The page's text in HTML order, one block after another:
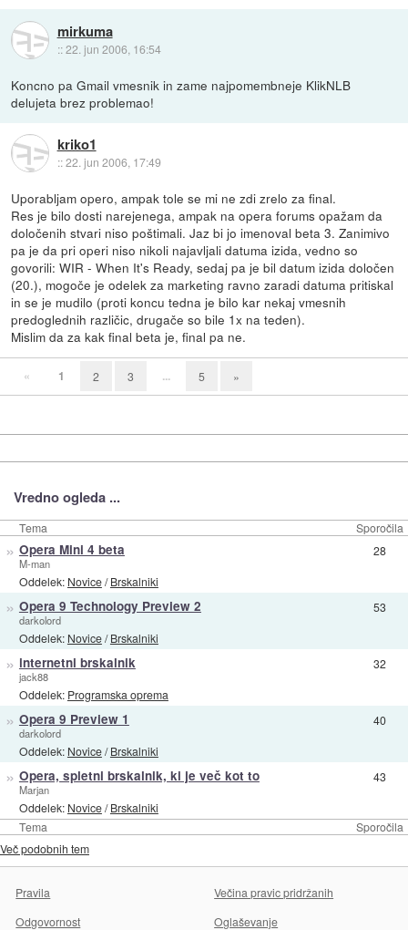
mirkuma
::22. jun 2006, 16:54
Koncno pa Gmail vmesnik in zame najpomembneje KlikNLB
delujeta brez problemao!
kriko1
::22. jun 2006, 17:49
Uporabljam opero, ampak tole se mi ne zdi zrelo za final.
Res je bilo dosti narejenega, ampak na opera forums opažam da
določenih stvari niso poštimali. Jaz bi jo imenoval beta 3. Zanimivo
pa je da pri operi niso nikoli najavljali datuma izida, vedno so
govorili: WIR - When It's Ready, sedaj pa je bil datum izida določen
(20.), mogoče je odelek za marketing ravno zaradi datuma pritiskal
in se je mudilo (proti koncu tedna je bilo kar nekaj vmesnih
predoglednih različic, drugače so bile 1x na teden).
Mislim da za kak final beta je, final pa ne.
« 1 2 3 ... 5 »
Vredno ogleda ...
Tema Sporočila
Tema Sporočila
» Opera Mini 4 beta
M-man
Oddelek: Novice/Brskalniki
28
» Opera 9 Technology Preview 2
darkolord
Oddelek: Novice/Brskalniki
53
» internetni brskalnik
jack88
Oddelek: Programska oprema
32
» Opera 9 Preview 1
darkolord
Oddelek: Novice/Brskalniki
40
» Opera, spletni brskalnik, ki je več kot to
Marjan
Oddelek: Novice/Brskalniki
43
Več podobnih tem
Pravila
Večina pravic pridržanih
Odgovornost
Oglaševanje